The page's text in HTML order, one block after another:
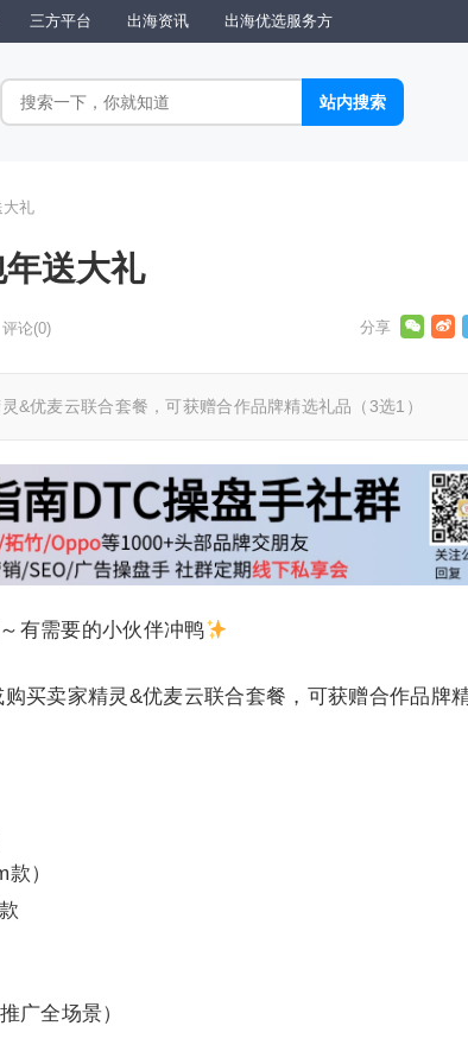
三方平台 出海资讯 出海优选服务方
大礼
送大礼
评论(0)
&优麦云联合套餐，可获赠合作品牌精选礼品（3选1）
有需要的小伙伴冲鸭
买卖家精灵&优麦云联合套餐，可获赠合作品牌
）
广全场景）